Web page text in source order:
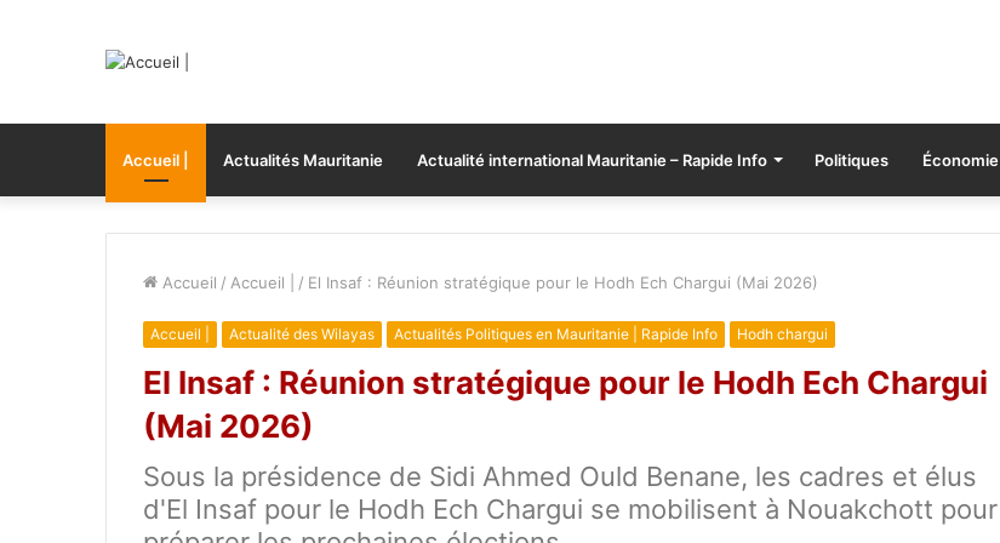
Accueil | Actualités Mauritanie Actualité international Mauritanie – Rapide Info Politiques Économie
Accueil / Accueil | / El Insaf : Réunion stratégique pour le Hodh Ech Chargui (Mai 2026)
Accueil | Actualité des Wilayas Actualités Politiques en Mauritanie | Rapide Info Hodh chargui
El Insaf : Réunion stratégique pour le Hodh Ech Chargui
(Mai 2026)
Sous la présidence de Sidi Ahmed Ould Benane, les cadres et élus
d'El Insaf pour le Hodh Ech Chargui se mobilisent à Nouakchott pour